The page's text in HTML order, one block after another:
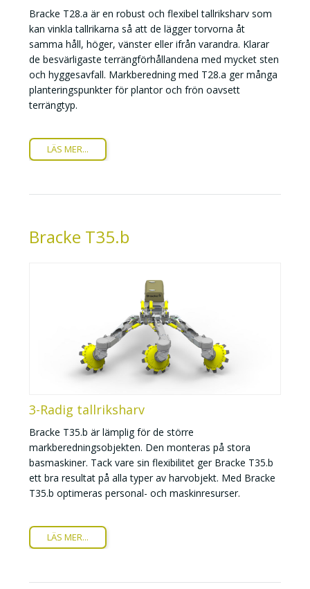
Bracke T28.a är en robust och flexibel tallriksharv som
kan vinkla tallrikarna så att de lägger torvorna åt
samma håll, höger, vänster eller ifrån varandra. Klarar
de besvärligaste terrängförhållandena med mycket sten
och hyggesavfall. Markberedning med T28.a ger många
planteringspunkter för plantor och frön oavsett
terrängtyp.
LÄS MER...
Bracke T35.b
3-Radig tallriksharv
Bracke T35.b är lämplig för de större
markberedningsobjekten. Den monteras på stora
basmaskiner. Tack vare sin flexibilitet ger Bracke T35.b
ett bra resultat på alla typer av harvobjekt. Med Bracke
T35.b optimeras personal- och maskinresurser.
LÄS MER...